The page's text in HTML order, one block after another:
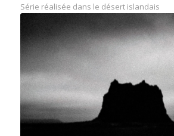
Série réalisée dans le désert islandais